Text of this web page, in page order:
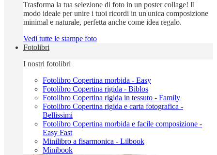
Trasforma la tua selezione di foto in un poster collage! Il
modo ideale per unire i tuoi ricordi in un'unica composizione
minimal e naturale, perfetta anche come idea regalo.
Vedi tutte le stampe foto
Fotolibri
I nostri fotolibri
Fotolibro Copertina morbida - Easy
Fotolibro Copertina rigida - Biblos
Fotolibro Copertina rigida in tessuto - Family
Fotolibro Copertina rigida e carta fotografica -
Bellissimi
Fotolibro Copertina morbida e facile composizione -
Easy Fast
Minilibro a fisarmonica - Lilbook
Minibook